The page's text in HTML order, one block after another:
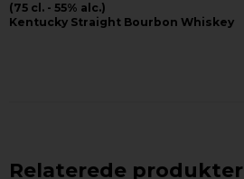
(75 cl. - 55% alc.)
Kentucky Straight Bourbon Whiskey
Relaterede produkter